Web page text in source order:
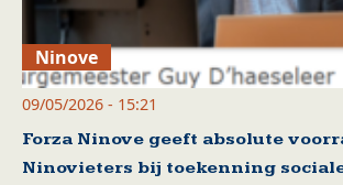
Ninove
09/05/2026 - 15:21
Forza Ninove geeft absolute
Ninovieters bij toekenning